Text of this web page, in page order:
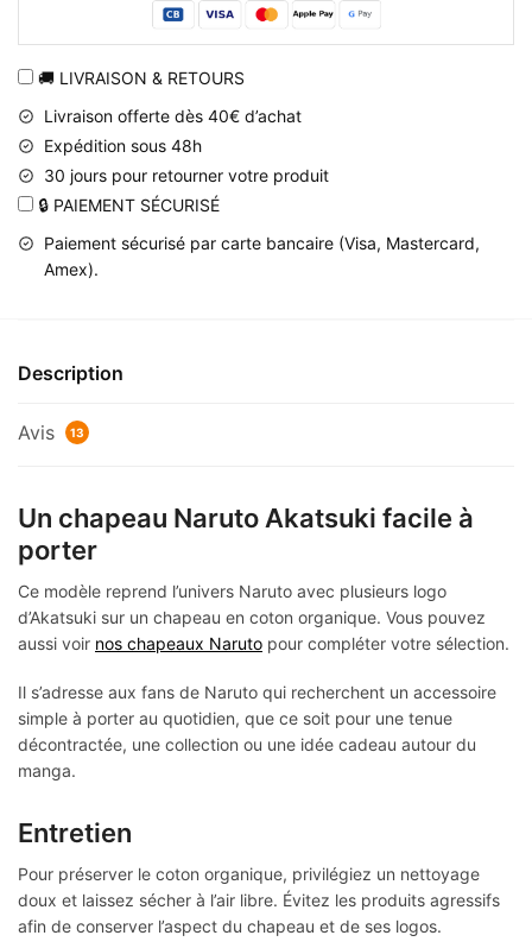
en
coton🚚 LIVRAISON & RETOURS
Livraison offerte dès 40€ d’achat
Expédition sous 48h
30 jours pour retourner votre produit
🔒 PAIEMENT SÉCURISÉ
Paiement sécurisé par carte bancaire (Visa, Mastercard,
Amex).
Description
Avis 13
Un chapeau Naruto Akatsuki facile à
porter
Ce modèle reprend l’univers Naruto avec plusieurs logo
d’Akatsuki sur un chapeau en coton organique. Vous pouvez
aussi voir nos chapeaux Naruto pour compléter votre sélection.
Il s’adresse aux fans de Naruto qui recherchent un accessoire
simple à porter au quotidien, que ce soit pour une tenue
décontractée, une collection ou une idée cadeau autour du
manga.
Entretien
Pour préserver le coton organique, privilégiez un nettoyage
doux et laissez sécher à l’air libre. Évitez les produits agressifs
afin de conserver l’aspect du chapeau et de ses logos.